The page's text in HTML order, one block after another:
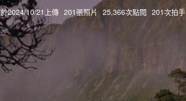
於2024/10/21上傳 201張照片 25,366次點閱 201次拍手